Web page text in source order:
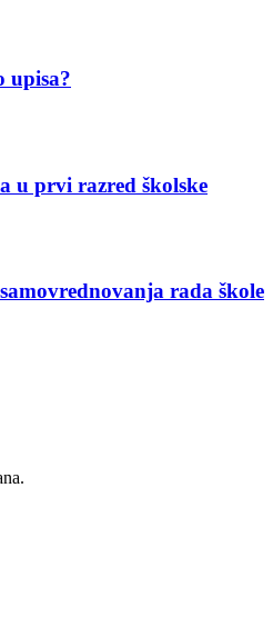
upisa?
u prvi razred školske
rada škole